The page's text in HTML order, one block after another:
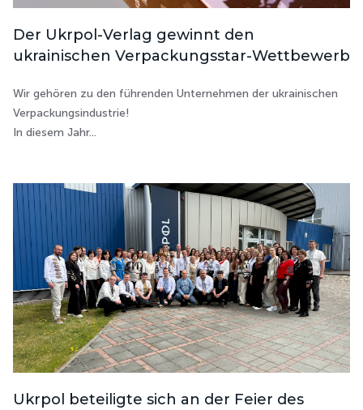
Der Ukrpol-Verlag gewinnt den
ukrainischen Verpackungsstar-Wettbewerb
Wir gehören zu den führenden Unternehmen der ukrainischen
Verpackungsindustrie!
In diesem Jahr...
Ukrpol beteiligte sich an der Feier des